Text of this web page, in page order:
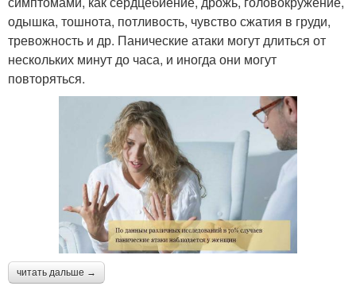
одышка, тошнота, потливость, чувство сжатия в груди,
тревожность и др. Панические атаки могут длиться от
нескольких минут до часа, и иногда они могут
повторяться.
читать дальше →